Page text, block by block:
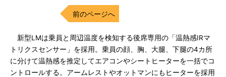
前のページへ
新型LMは乗員と周辺温度を検知する後席専用の「温熱感IRマ
トリクスセンサー」を採用。乗員の顔、胸、大腿、下腿の4カ所
に分けて温熱感を推定してエアコンやシートヒーターを一括でコ
ントロールする。アームレストやオットマンにもヒーターを採用